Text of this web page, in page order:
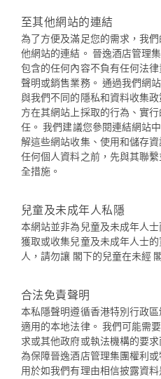
至其他網站的連結
為了方便及滿足您的需求，我
他網站的連結。 晉逸酒店管理
包含的任何內容不負有任何法
聲明或銷售業務。 通過我們網
與我們不同的隱私和資料收集
方在其網站上採取的行為、實
任。 我們建議您參閱連結網站
解這些網站收集、使用和儲存
任何個人資料之前，先與其聯
全措施。
兒童及未成年人私隱
本網站並非為兒童及未成年人
獲取或收集兒童及未成年人士
人，請勿讓 閣下的兒童在未經
合法免責聲明
本私隱聲明遵循香港特別行政
適用的本地法律。 我們可能需
求或其他政府或執法機構的要
為保障晉逸酒店管理集團權利
用於如我們有理由相信披露資